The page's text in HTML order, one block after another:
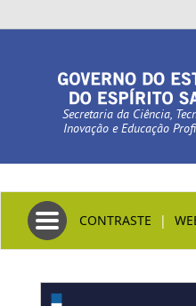
Secretaria da Ciência,
Inovação e Educação
Toggle navigation
CONTRASTE |